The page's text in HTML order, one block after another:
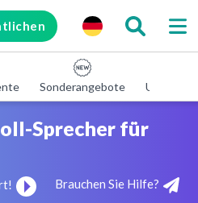
Sonderangebote
Sprecher für
Brauchen Sie Hilfe?